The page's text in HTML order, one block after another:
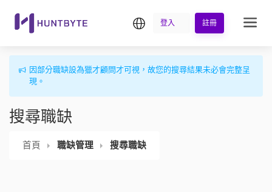
繁中登入 註冊
因部分職缺設為獵才顧問才可視，故您的搜尋結果未必會完整呈
現。
搜尋職缺
首頁 職缺管理 搜尋職缺